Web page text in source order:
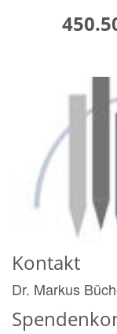
Kontakt
Dr. Markus